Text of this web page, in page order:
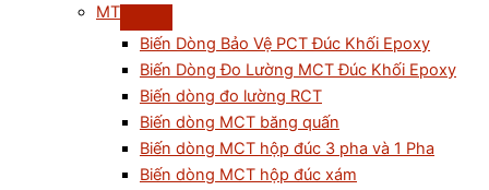
MT
Biến Dòng Bảo Vệ PCT Đúc Khối Epoxy
Biến Dòng Đo Lường MCT Đúc Khối Epoxy
Biến dòng đo lường RCT
Biến dòng MCT băng quấn
Biến dòng MCT hộp đúc 3 pha và 1 Pha
Biến dòng MCT hộp đúc xám